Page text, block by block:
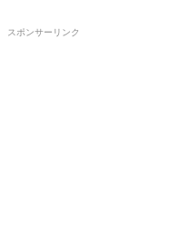
スポンサーリンク